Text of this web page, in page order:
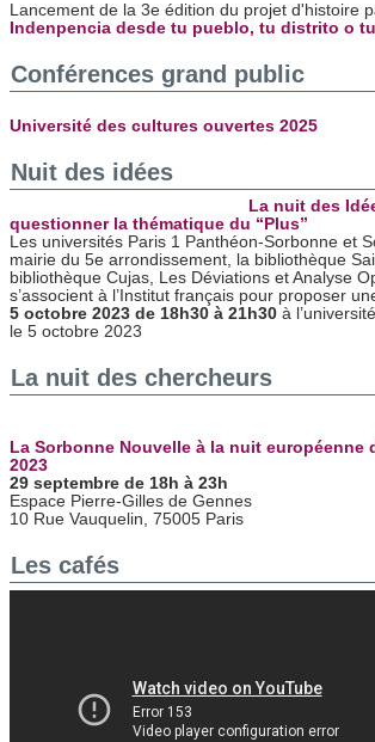
Lancement de la 3e édition du projet d'histoire
Indenpencia desde tu pueblo, tu distrito o
Conférences grand public
Université des cultures ouvertes 2025
Nuit des idées
La nuit des
questionner la thématique du “Plus”
Les universités Paris 1 Panthéon-Sorbonne et
mairie du 5e arrondissement, la bibliothèque
bibliothèque Cujas, Les Déviations et Analyse
s’associent à l’Institut français pour proposer
5 octobre 2023 de 18h30 à 21h30 à
le 5 octobre 2023
La nuit des chercheurs
La Sorbonne Nouvelle à la nuit européenne
2023
29 septembre de 18h à 23h
Espace Pierre-Gilles de Gennes
10 Rue Vauquelin, 75005 Paris
Les cafés